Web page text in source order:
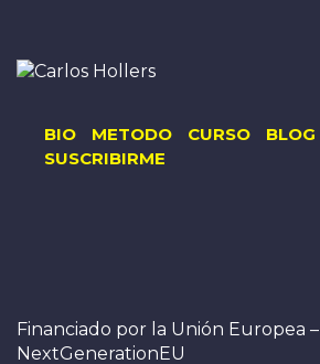
BIO METODO CURSO BLOG
SUSCRIBIRME
Financiado por la Unión Europea –
NextGenerationEU